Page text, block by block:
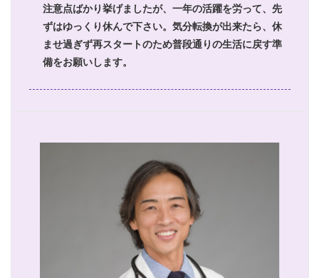
注意点ばかり挙げましたが、一年の活躍を労って、先
ずはゆっくり休んで下さい。気分転換が出来たら、休
ませ過ぎず再スタートのため普段通りの生活に戻す準
備をお願いします。